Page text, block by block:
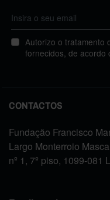
Autorizo o tratamento
fornecidos, de acordo
CONTACTOS
Fundação Francisco
Largo Monterroio
nº 1, 7º piso, 1099-081